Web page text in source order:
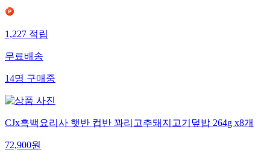
1,227적립
무료배송
14명구매중
CJx흑백요리사 햇반 컵반 꽈리고추돼지고기덮밥 264g x8개
72,900원